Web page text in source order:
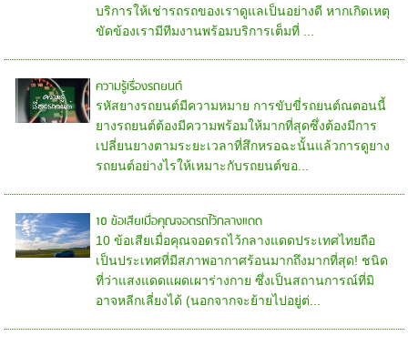
บริการให้เช่ารถรถของเราดูแลเป็นอย่างดี หากเกิดเหตุ
ขัดข้องเรามีทีมงานพร้อมบริการเต็มที่ ...
ความรู้เรื่องรถยนต์
รหัสยางรถยนต์มีความหมาย การขับขี่รถยนต์ณตอนนี้
ยางรถยนต์ต้องมีความพร้อมให้มากที่สุดซึ่งต้องมีการ
เปลี่ยนยางตามระยะเวลาที่สึกหรอฉะนั้นแล้วการดูยาง
รถยนต์อย่างไรให้เหมาะกับรถยนต์ขอ...
10 ข้อเสียเมื่อคุณจอดรถไว้กลางแดด
10 ข้อเสียเมื่อคุณจอดรถไว้กลางแดดประเทศไทยถือ
เป็นประเทศที่มีสภาพอากาศร้อนมากถึงมากที่สุด! ชนิด
ที่ว่าแสงแดดแผดเผาร่างกาย ซึ่งเป็นสถานการณ์ที่มิ
อาจหลีกเลี่ยงได้ (นอกจากจะย้ายไปอยู่ต่...